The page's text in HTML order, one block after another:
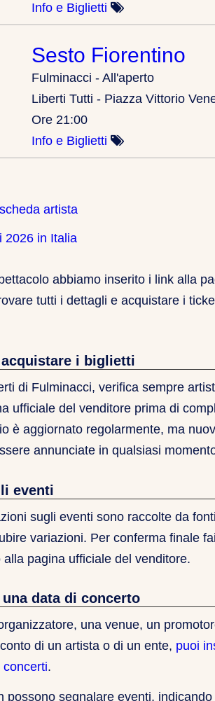
Info e Biglietti
Sesto Fiorentino
Fulminacci - All'aperto
Liberti Tutti - Piazza Vittorio
Ore 21:00
Info e Biglietti
artista
2026 in Italia
abbiamo inserito i link alla
tutti i dettagli e acquistare i
i biglietti
di Fulminacci, verifica sempre
ufficiale del venditore prima di
è aggiornato regolarmente, ma
annunciate in qualsiasi
eventi
sugli eventi sono raccolte da
variazioni. Per conferma finale
alla pagina ufficiale del venditore.
data di concerto
una venue, un
di un artista o di un ente, puoi
concerti.
possono segnalare eventi,